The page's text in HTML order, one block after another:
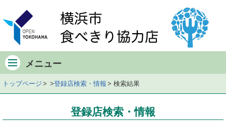
イ
ニ
ュ
メニュー
トップページ 登録店検索・情報 検索結果
登録店検索・情報